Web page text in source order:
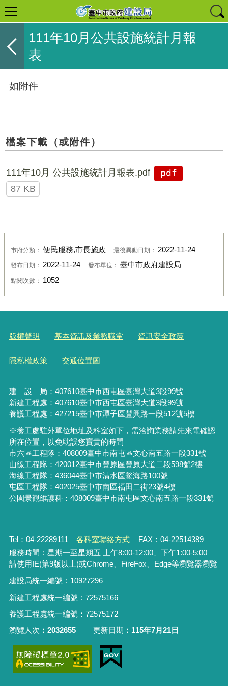
111年10月公共設施統計月報
表
如附件
檔案下載（或附件）
111年10月 公共設施統計月報表.pdf
pdf
87 KB
市府分類： 便民服務,市長施政 最後異動日期： 2022-11-24
發布日期： 2022-11-24 發布單位： 臺中市政府建設局
點閱次數： 1052
版權聲明 基本資訊及業務職掌 資訊安全政策
隱私權政策 交通位置圖
建 設 局： 407610臺中市西屯區臺灣大道3段99號
新建工程處：407610臺中市西屯區臺灣大道3段99號
養護工程處：427215臺中市潭子區豐興路一段512號5樓
※養工處駐外單位地址及科室如下，需洽詢業務請先來電確認
所在位置，以免耽誤您寶貴的時間
市六區工程隊：408009臺中市南屯區文心南五路一段331號
山線工程隊：420012臺中市豐原區豐原大道二段598號2樓
海線工程隊：436044臺中市清水區鰲海路100號
屯區工程隊：402025臺中市南區福田二街23號4樓
公園景觀維護科：408009臺中市南屯區文心南五路一段331號
Tel：04-22289111 各科室聯絡方式
FAX：04-22514389
服務時間：星期一至星期五 上午8:00-12:00、下午1:00-5:00
請使用IE(第9版以上)或Chrome、FireFox、Edge等瀏覽器瀏覽
建設局統一編號：10927296
新建工程處統一編號 ： 72575166
養護工程處統一編號 ： 72575172
瀏覽人次
2032655 更新日期 115年7月21日